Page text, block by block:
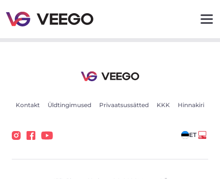
Kontakt Üldtingimused Privaatsussätted KKK Hinnakiri
ET